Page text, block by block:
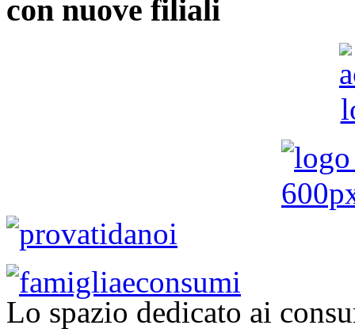
con nuove filiali
Lo spazio dedicato ai